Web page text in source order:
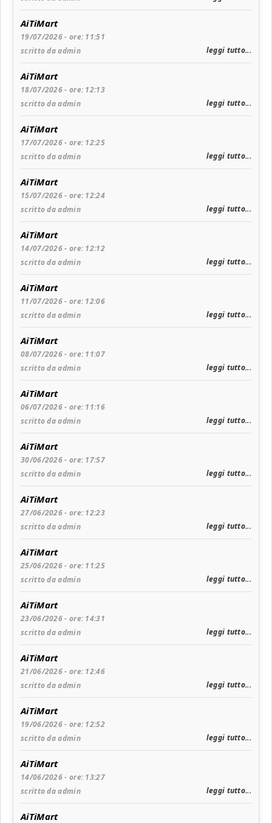
AiTiMart
19/07/2026 - ore: 11:51
scritto da admin
leggi tutto...
AiTiMart
18/07/2026 - ore: 12:13
scritto da admin
leggi tutto...
AiTiMart
17/07/2026 - ore: 12:25
scritto da admin
leggi tutto...
AiTiMart
15/07/2026 - ore: 12:24
scritto da admin
leggi tutto...
AiTiMart
14/07/2026 - ore: 12:12
scritto da admin
leggi tutto...
AiTiMart
11/07/2026 - ore: 12:06
scritto da admin
leggi tutto...
AiTiMart
08/07/2026 - ore: 11:07
scritto da admin
leggi tutto...
AiTiMart
06/07/2026 - ore: 11:16
scritto da admin
leggi tutto...
AiTiMart
30/06/2026 - ore: 17:57
scritto da admin
leggi tutto...
AiTiMart
27/06/2026 - ore: 12:23
scritto da admin
leggi tutto...
AiTiMart
25/06/2026 - ore: 11:25
scritto da admin
leggi tutto...
AiTiMart
23/06/2026 - ore: 14:31
scritto da admin
leggi tutto...
AiTiMart
21/06/2026 - ore: 12:46
scritto da admin
leggi tutto...
AiTiMart
19/06/2026 - ore: 12:52
scritto da admin
leggi tutto...
AiTiMart
14/06/2026 - ore: 13:27
scritto da admin
leggi tutto...
AiTiMart